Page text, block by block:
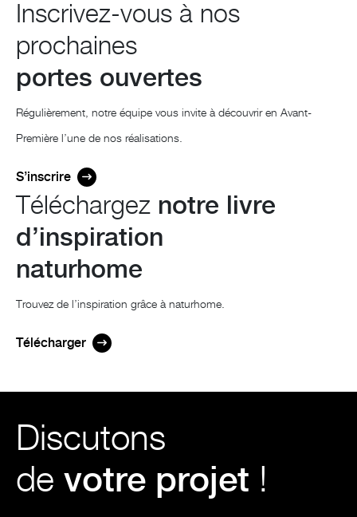
Inscrivez-vous à nos
prochaines
portes ouvertes
Régulièrement, notre équipe vous invite à découvrir en Avant-
Première l’une de nos réalisations.
S’inscrire
Téléchargez notre livre
d’inspiration
naturhome
Trouvez de l’inspiration grâce à naturhome.
Télécharger
Discutons
de votre projet !